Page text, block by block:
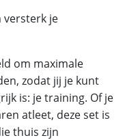
versterk je
om maximale
zodat jij je kunt
is: je training. Of je
atleet, deze set is
thuis zijn